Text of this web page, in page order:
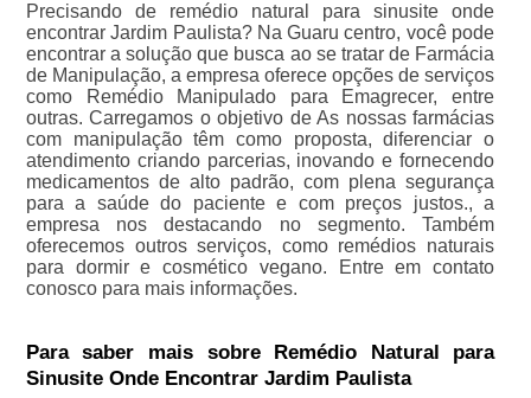
Precisando de remédio natural para sinusite onde
encontrar Jardim Paulista? Na Guaru centro, você pode
encontrar a solução que busca ao se tratar de Farmácia
de Manipulação, a empresa oferece opções de serviços
como Remédio Manipulado para Emagrecer, entre
outras. Carregamos o objetivo de As nossas farmácias
com manipulação têm como proposta, diferenciar o
atendimento criando parcerias, inovando e fornecendo
medicamentos de alto padrão, com plena segurança
para a saúde do paciente e com preços justos., a
empresa nos destacando no segmento. Também
oferecemos outros serviços, como remédios naturais
para dormir e cosmético vegano. Entre em contato
conosco para mais informações.
Para saber mais sobre Remédio Natural para
Sinusite Onde Encontrar Jardim Paulista